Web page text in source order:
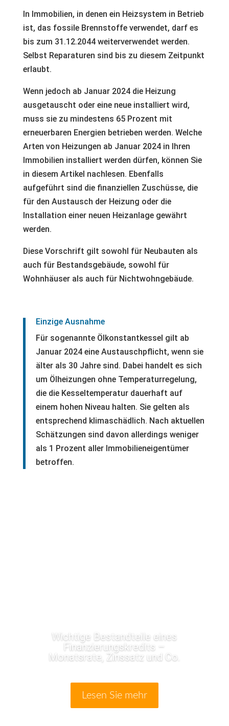
In Immobilien, in denen ein Heizsystem in Betrieb
ist, das fossile Brennstoffe verwendet, darf es
bis zum 31.12.2044 weiterverwendet werden.
Selbst Reparaturen sind bis zu diesem Zeitpunkt
erlaubt.
Wenn jedoch ab Januar 2024 die Heizung
ausgetauscht oder eine neue installiert wird,
muss sie zu mindestens 65 Prozent mit
erneuerbaren Energien betrieben werden. Welche
Arten von Heizungen ab Januar 2024 in Ihren
Immobilien installiert werden dürfen, können Sie
in diesem Artikel nachlesen. Ebenfalls
aufgeführt sind die finanziellen Zuschüsse, die
für den Austausch der Heizung oder die
Installation einer neuen Heizanlage gewährt
werden.
Diese Vorschrift gilt sowohl für Neubauten als
auch für Bestandsgebäude, sowohl für
Wohnhäuser als auch für Nichtwohngebäude.
Einzige Ausnahme
Für sogenannte Ölkonstantkessel gilt ab
Januar 2024 eine Austauschpflicht, wenn sie
älter als 30 Jahre sind. Dabei handelt es sich
um Ölheizungen ohne Temperaturregelung,
die die Kesseltemperatur dauerhaft auf
einem hohen Niveau halten. Sie gelten als
entsprechend klimaschädlich. Nach aktuellen
Schätzungen sind davon allerdings weniger
als 1 Prozent aller Immobilieneigentümer
betroffen.
Wichtige Bestandteile eines
Finanzierungskredits –
Monatsrate, Zinssatz und Co.
Lesen Sie mehr